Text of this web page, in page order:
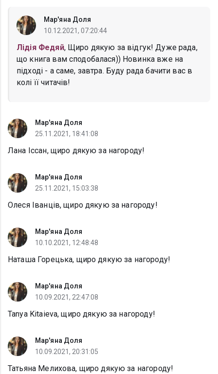
Мар'яна Доля
10.12.2021, 07:20:44
Лідія Федяй, Щиро дякую за відгук! Дуже рада,
що книга вам сподобалася)) Новинка вже на
підході - а саме, завтра. Буду рада бачити вас в
колі її читачів!
Мар'яна Доля
25.11.2021, 18:41:08
Лана Іссан, щиро дякую за нагороду!
Мар'яна Доля
25.11.2021, 15:03:38
Олеся Іванців, щиро дякую за нагороду!
Мар'яна Доля
10.10.2021, 12:48:48
Наташа Горецька, щиро дякую за нагороду!
Мар'яна Доля
10.09.2021, 22:47:08
Tanya Kitaieva, щиро дякую за нагороду!
Мар'яна Доля
10.09.2021, 20:31:05
Татьяна Мелихова, щиро дякую за нагороду!